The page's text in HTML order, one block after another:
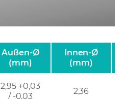
Außen-Ø
(mm)
Innen-Ø
(mm)
2,95 +0,03
/ -0,03
2,36